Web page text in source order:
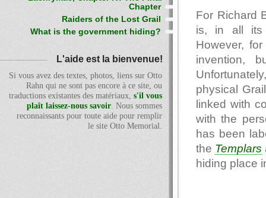
For Richard
is, in all its
However,
invention,
physical
linked with
with the
has been
the Templars
hiding place
Chapter
Raiders of the Lost Grail
What is the government hiding?
L'aide est la bienvenue!
Si vous avez des textes, photos, liens sur Otto
Rahn qui ne sont pas encore à ce site, ou
traductions existantes des matériaux, s'il vous
plaît laissez-nous savoir. Nous sommes
reconnaissants pour toute aide pour remplir
le site Otto Memorial.